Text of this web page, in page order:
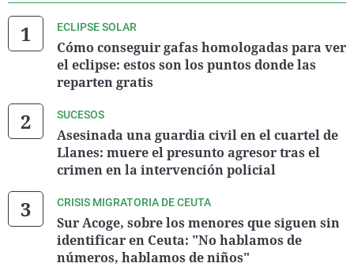
ECLIPSE SOLAR
Cómo conseguir gafas homologadas para ver
el eclipse: estos son los puntos donde las
reparten gratis
SUCESOS
Asesinada una guardia civil en el cuartel de
Llanes: muere el presunto agresor tras el
crimen en la intervención policial
CRISIS MIGRATORIA DE CEUTA
Sur Acoge, sobre los menores que siguen sin
identificar en Ceuta: "No hablamos de
números, hablamos de niños"